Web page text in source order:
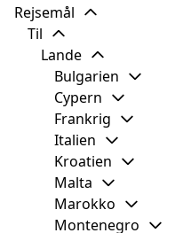
Rejsemål
Til
Lande
Bulgarien
Cypern
Frankrig
Italien
Kroatien
Malta
Marokko
Montenegro